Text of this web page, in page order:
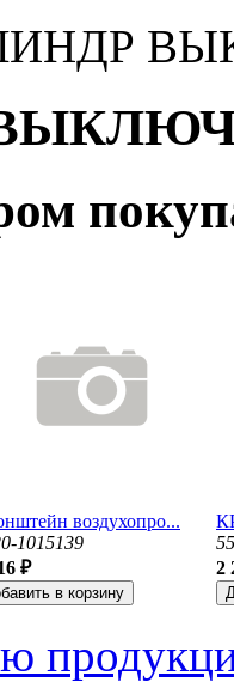
воздухопро...
1015139
₽
2